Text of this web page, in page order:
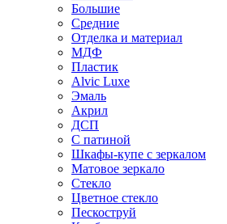
Большие
Средние
Отделка и материал
МДФ
Пластик
Alvic Luxe
Эмаль
Акрил
ДСП
С патиной
Шкафы-купе с зеркалом
Матовое зеркало
Стекло
Цветное стекло
Пескоструй